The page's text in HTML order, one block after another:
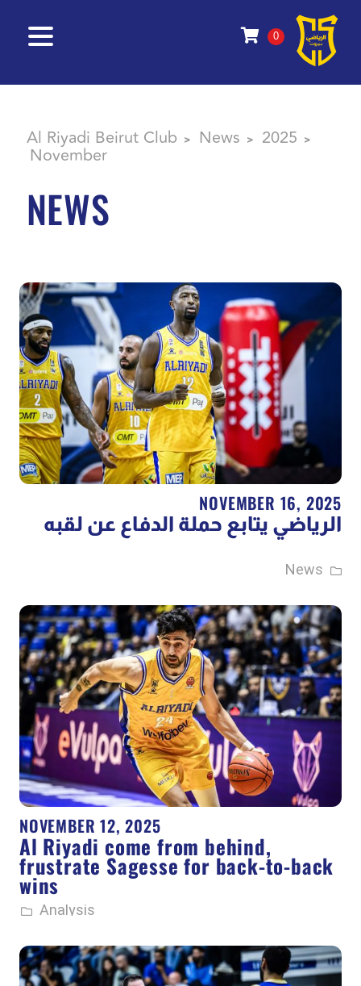
0
Al Riyadi Beirut Club > News > 2025 >
November
NEWS
NOVEMBER 16, 2025
الرياضي يتابع حملة الدفاع عن لقبه
News
NOVEMBER 12, 2025
Al Riyadi come from behind,
frustrate Sagesse for back-to-back
wins
Analysis